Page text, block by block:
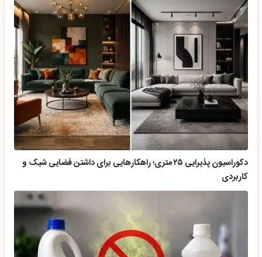
دکوراسیون پذیرایی ۲۵ متری؛ راهکارهایی برای داشتن فضایی شیک و
کاربردی